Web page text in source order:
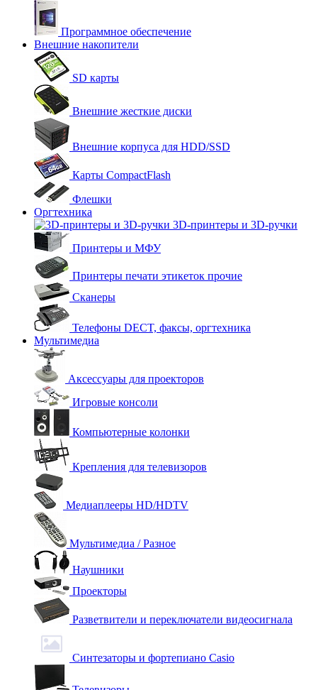
Программное обеспечение
Внешние накопители
SD карты
Внешние жесткие диски
Внешние корпуса для HDD/SSD
Карты CompactFlash
Флешки
Оргтехника
3D-принтеры и 3D-ручки
Принтеры и МФУ
Принтеры печати этикеток прочие
Сканеры
Телефоны DECT, факсы, оргтехника
Мультимедиа
Аксессуары для проекторов
Игровые консоли
Компьютерные колонки
Крепления для телевизоров
Медиаплееры HD/HDTV
Мультимедиа / Разное
Наушники
Проекторы
Разветвители и переключатели видеосигнала
Синтезаторы и фортепиано Casio